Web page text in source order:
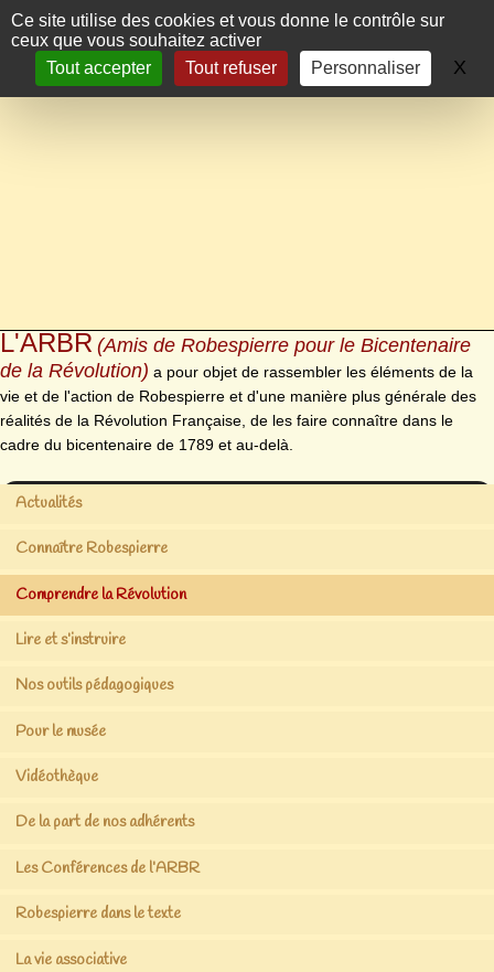
Panneau de gestion des cookies
Ce site utilise des cookies et vous donne le contrôle sur
ceux que vous souhaitez activer
Tout accepter
Tout refuser Personnaliser X
L'ARBR (Amis de Robespierre pour le Bicentenaire
de la Révolution) a pour objet de rassembler les éléments de la
vie et de l'action de Robespierre et d'une manière plus générale des
réalités de la Révolution Française, de les faire connaître dans le
cadre du bicentenaire de 1789 et au-delà.
Actualités
Connaître Robespierre
Comprendre la Révolution
Lire et s’instruire
Nos outils pédagogiques
Pour le musée
Vidéothèque
De la part de nos adhérents
Les Conférences de l’ARBR
Robespierre dans le texte
La vie associative